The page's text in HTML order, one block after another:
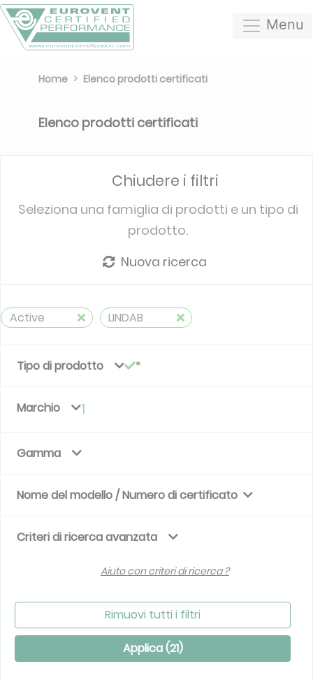
Menu
Home Elenco prodotti certificati
Elenco prodotti certificati
Chiudere i filtri
Seleziona una famiglia di prodotti e un tipo di
prodotto.
Nuova ricerca
Active LINDAB
Tipo di prodotto
Marchio 1
Gamma
Nome del modello / Numero di certificato
Criteri di ricerca avanzata
Aiuto con criteri di ricerca ?
Rimuovi tutti i filtri
Applica (21)